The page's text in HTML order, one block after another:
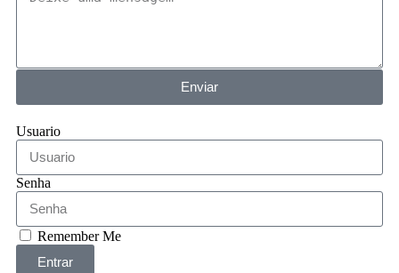
Enviar
Usuario
Senha
Remember Me
Entrar